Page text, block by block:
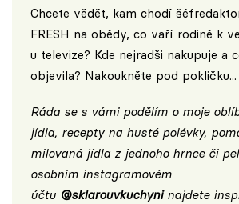
Chcete vědět, kam chodí
FRESH na obědy, co vaří rodině k
u televize? Kde nejradši nakupuje a
objevila? Nakoukněte pod pokličku...
Ráda se s vámi podělím o moje
jídla, recepty na husté polévky,
milovaná jídla z jednoho hrnce či
osobním instagramovém
účtu @sklarouvkuchyni najdete